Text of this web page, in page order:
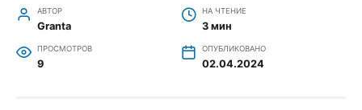
АВТОР
Granta
НА ЧТЕНИЕ
3 мин
ПРОСМОТРОВ
9
ОПУБЛИКОВАНО
02.04.2024